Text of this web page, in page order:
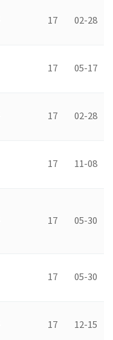
17 02-28
17 05-17
17 02-28
17 11-08
17 05-30
17 05-30
17 12-15